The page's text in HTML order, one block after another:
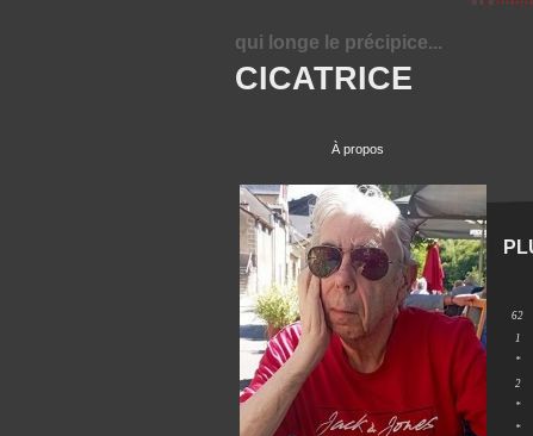
CICATRICE
qui longe le précipice...
À propos
62
1
*
2
*
*